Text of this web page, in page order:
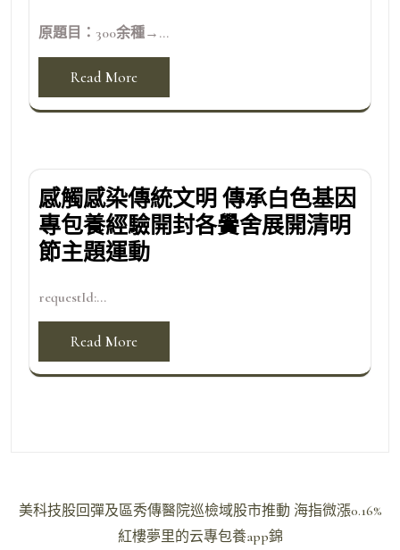
原題目：300余種→...
Read More
感觸感染傳統文明 傳承白色基因
專包養經驗開封各黌舍展開清明
節主題運動
requestId:...
Read More
文
美科技股回彈及區秀傳醫院巡檢域股市推動 海指微漲0.16%
紅樓夢里的云專包養app錦